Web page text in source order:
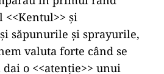
şi
săpunurile şi sprayurile,
valuta forte când se
o <<atenţie>> unui